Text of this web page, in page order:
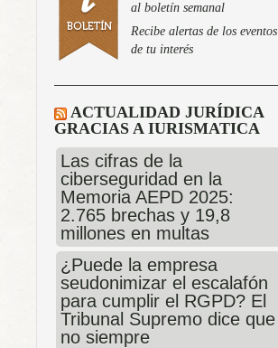
al boletín semanal
Recibe alertas de los eventos
de tu interés
ACTUALIDAD JURÍDICA
GRACIAS A IURISMATICA
Las cifras de la
ciberseguridad en la
Memoria AEPD 2025:
2.765 brechas y 19,8
millones en multas
¿Puede la empresa
seudonimizar el escalafón
para cumplir el RGPD? El
Tribunal Supremo dice que
no siempre